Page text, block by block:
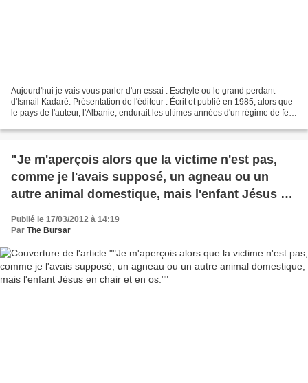
Aujourd'hui je vais vous parler d'un essai : Eschyle ou le grand perdant
d'Ismail Kadaré. Présentation de l'éditeur : Écrit et publié en 1985, alors que
le pays de l'auteur, l'Albanie, endurait les ultimes années d'un régime de fer,
"Je m'aperçois alors que la victime n'est pas,
comme je l'avais supposé, un agneau ou un
autre animal domestique, mais l'enfant Jésus en
chair et en os."
Publié le 17/03/2012 à 14:19
Par The Bursar